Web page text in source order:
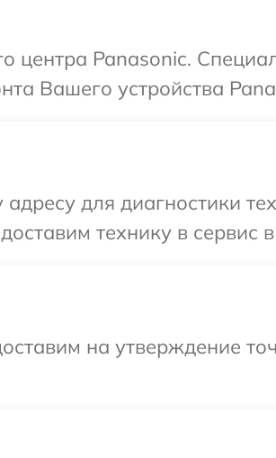
центра Panasonic.
Вашего устройства
для диагностики
технику в сервис
на утверждение